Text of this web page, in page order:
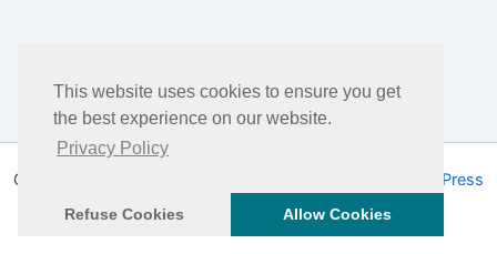
This website uses cookies to ensure you get
the best experience on our website.
Privacy Policy
Refuse Cookies Allow Cookies
Copyright © 2026 DHEA Facts | Powered by
Tema WordPress